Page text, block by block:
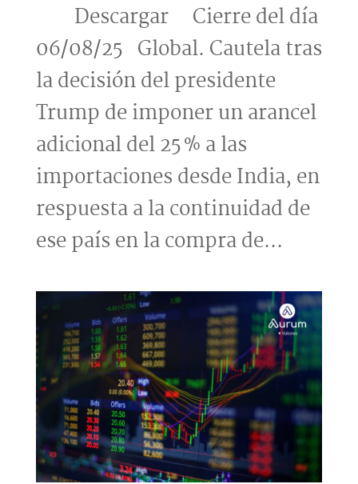
Descargar Cierre del día
06/08/25 Global. Cautela tras
la decisión del presidente
Trump de imponer un arancel
adicional del 25 % a las
importaciones desde India, en
respuesta a la continuidad de
ese país en la compra de...